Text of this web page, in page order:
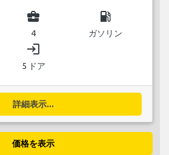
business_center
4
local_gas_station
ガソリン
login
5 ドア
詳細表示...
価格を表示